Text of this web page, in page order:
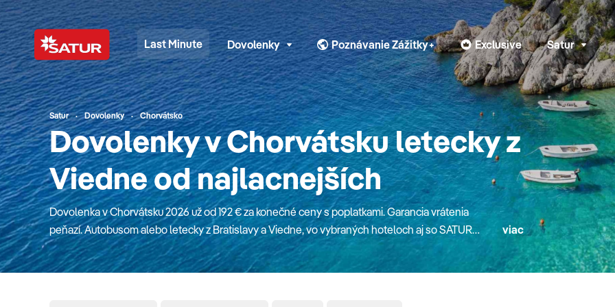
Last Minute Dovolenky Poznávanie Zážitky+ Exclusive Satur
Satur Dovolenky Chorvátsko
Dovolenky v Chorvátsku letecky z
Viedne od najlacnejších
Dovolenka v Chorvátsku 2026 už od 192 € za konečné ceny s poplatkami. Garancia vrátenia
peňazí. Autobusom alebo letecky z Bratislavy a Viedne, vo vybraných hoteloch aj so SATUR
animátormi a all inclusive. Romantické zálivy obmývajúce členité pobrežie, nad ktorým sa vypínajú
starobylé kamenné mestečká, množstvo väčších ostrovov a maličkých ostrovčekov s jedinečnými
viac